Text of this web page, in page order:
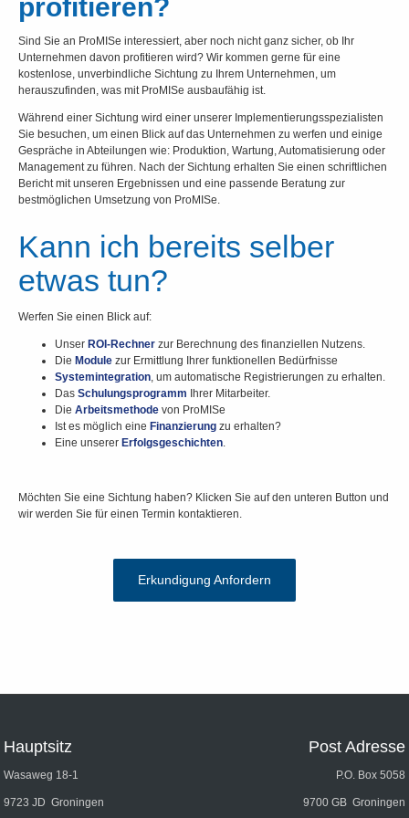
profitieren?
Sind Sie an ProMISe interessiert, aber noch nicht ganz sicher, ob Ihr
Unternehmen davon profitieren wird? Wir kommen gerne für eine
kostenlose, unverbindliche Sichtung zu Ihrem Unternehmen, um
herauszufinden, was mit ProMISe ausbaufähig ist.
Während einer Sichtung wird einer unserer Implementierungsspezialisten
Sie besuchen, um einen Blick auf das Unternehmen zu werfen und einige
Gespräche in Abteilungen wie: Produktion, Wartung, Automatisierung oder
Management zu führen. Nach der Sichtung erhalten Sie einen schriftlichen
Bericht mit unseren Ergebnissen und eine passende Beratung zur
bestmöglichen Umsetzung von ProMISe.
Kann ich bereits selber
etwas tun?
Werfen Sie einen Blick auf:
Unser ROI-Rechnerzur Berechnung des finanziellen Nutzens.
Die Modulezur Ermittlung Ihrer funktionellen Bedürfnisse
Systemintegration, um automatische Registrierungen zu erhalten.
Das Schulungsprogramm Ihrer Mitarbeiter.
Die Arbeitsmethodevon ProMISe
Ist es möglich eine Finanzierungzu erhalten?
Eine unserer Erfolgsgeschichten.
Möchten Sie eine Sichtung haben? Klicken Sie auf den unteren Button und
wir werden Sie für einen Termin kontaktieren.
Erkundigung Anfordern
Hauptsitz
Wasaweg 18-1
9723 JD Groningen
Post Adresse
P.O. Box 5058
9700 GB Groningen